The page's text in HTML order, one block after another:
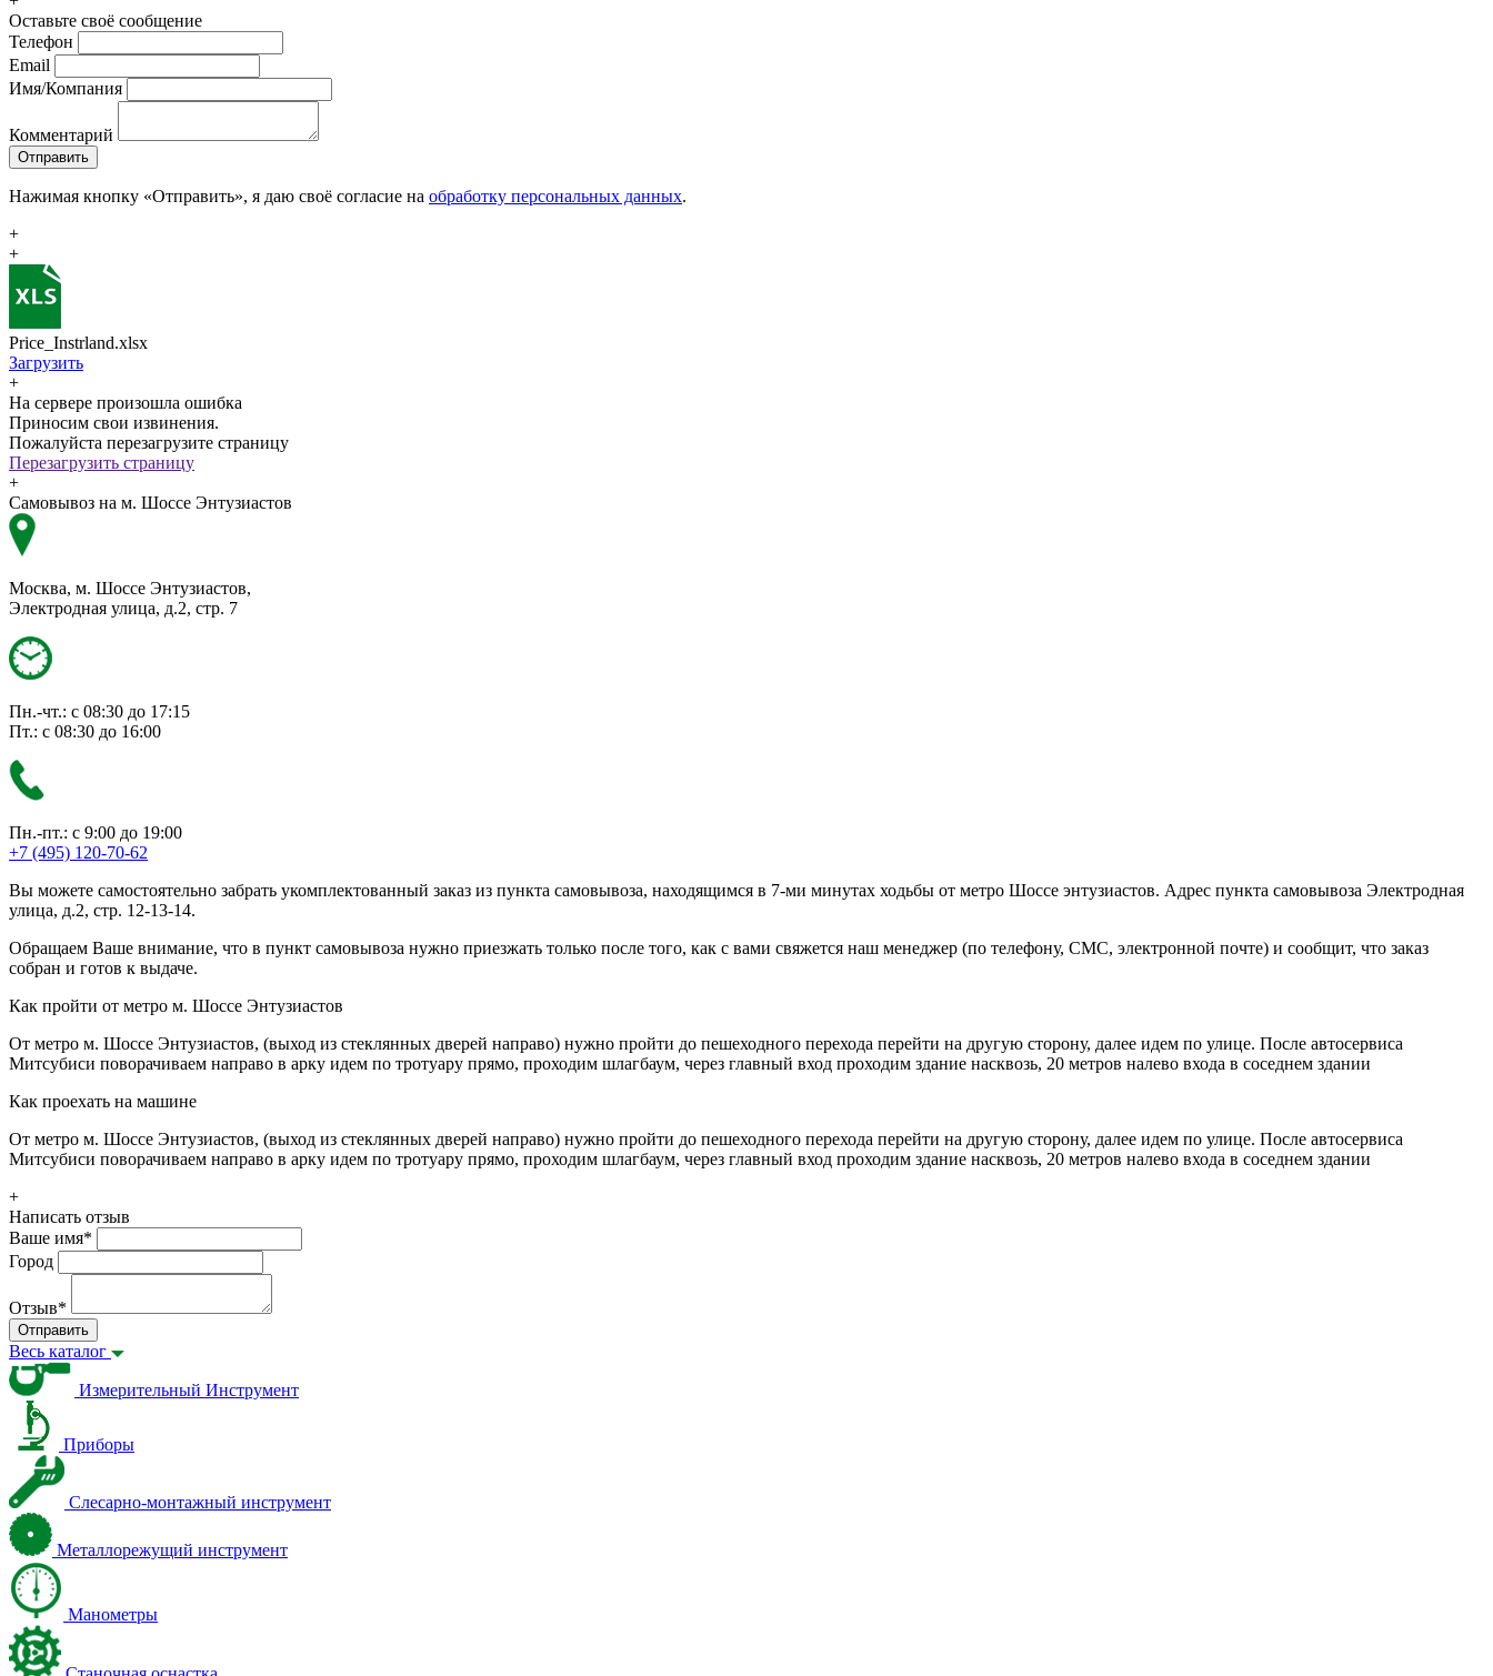
Оставьте своё сообщение
Телефон
Email
Имя/Компания
Комментарий
Отправить
Нажимая кнопку «Отправить», я даю своё согласие на обработку персональных данных.
+
+
Price_Instrland.xlsx
Загрузить
+
На сервере произошла ошибка
Приносим свои извинения.
Пожалуйста перезагрузите страницу
Перезагрузить страницу
+
Самовывоз на м. Шоссе Энтузиастов
Москва, м. Шоссе Энтузиастов,
Электродная улица, д.2, стр. 7
Пн.-чт.: с 08:30 до 17:15
Пт.: с 08:30 до 16:00
Пн.-пт.: с 9:00 до 19:00
+7 (495) 120-70-62
Вы можете самостоятельно забрать укомплектованный заказ из пункта самовывоза, находящимся в 7-ми минутах ходьбы от метро Шоссе энтузиастов. Адрес пункта самовывоза Электродная
улица, д.2, стр. 12-13-14.
Обращаем Ваше внимание, что в пункт самовывоза нужно приезжать только после того, как с вами свяжется наш менеджер (по телефону, СМС, электронной почте) и сообщит, что заказ
собран и готов к выдаче.
Как пройти от метро м. Шоссе Энтузиастов
От метро м. Шоссе Энтузиастов, (выход из стеклянных дверей направо) нужно пройти до пешеходного перехода перейти на другую сторону, далее идем по улице. После автосервиса
Митсубиси поворачиваем направо в арку идем по тротуару прямо, проходим шлагбаум, через главный вход проходим здание насквозь, 20 метров налево входа в соседнем здании
Как проехать на машине
От метро м. Шоссе Энтузиастов, (выход из стеклянных дверей направо) нужно пройти до пешеходного перехода перейти на другую сторону, далее идем по улице. После автосервиса
Митсубиси поворачиваем направо в арку идем по тротуару прямо, проходим шлагбаум, через главный вход проходим здание насквозь, 20 метров налево входа в соседнем здании
+
Написать отзыв
Ваше имя*
Город
Отзыв*
Отправить
Весь каталог
Измерительный Инструмент
Приборы
Слесарно-монтажный инструмент
Металлорежущий инструмент
Манометры